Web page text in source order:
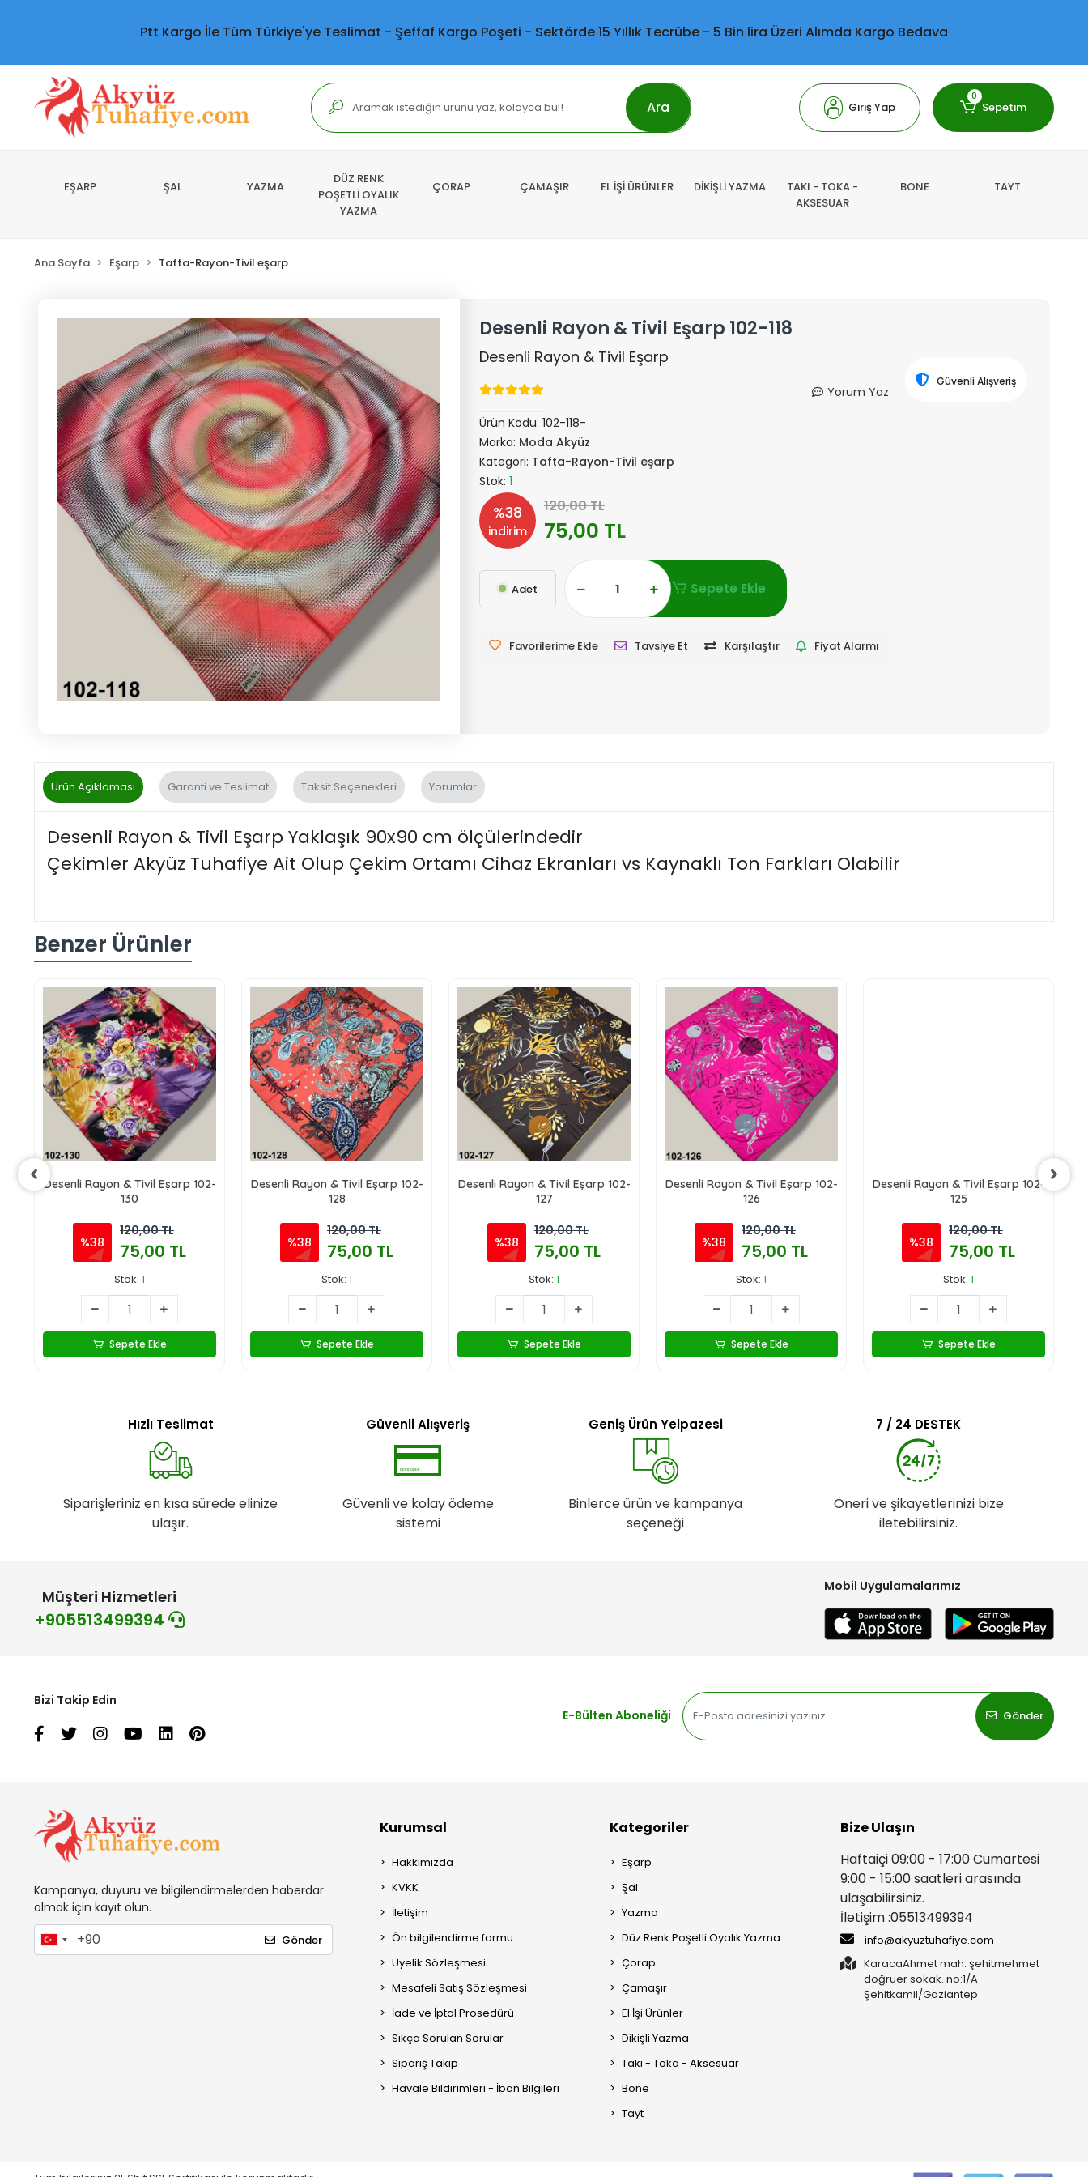
Ptt Kargo İle Tüm Türkiye'ye Teslimat - Şeffaf Kargo Poşeti - Sektörde 15 Yıllık Tecrübe - 5 Bin lira Üzeri Alımda Kargo Bedava
Ara Giriş Yap
0
Sepetim
EŞARP ŞAL YAZMA
DÜZ RENK
POŞETLİ OYALIK
YAZMA
ÇORAP ÇAMAŞIR EL İŞİ ÜRÜNLER DİKİŞLİ YAZMA
TAKI - TOKA -
AKSESUAR
BONE TAYT
Ana Sayfa Eşarp Tafta-Rayon-Tivil eşarp
Desenli Rayon & Tivil Eşarp 102-118
Desenli Rayon & Tivil Eşarp
Yorum Yaz
Ürün Kodu: 102-118-
Marka: Moda Akyüz
Kategori: Tafta-Rayon-Tivil eşarp
Stok: 1
%38
indirim
120,00 TL
75,00 TL
Adet Sepete Ekle
Favorilerime Ekle Tavsiye Et Karşılaştır Fiyat Alarmı
Güvenli Alışveriş
Ürün Açıklaması Garanti ve Teslimat Taksit Seçenekleri Yorumlar
Desenli Rayon & Tivil Eşarp Yaklaşık 90x90 cm ölçülerindedir
Çekimler Akyüz Tuhafiye Ait Olup Çekim Ortamı Cihaz Ekranları vs Kaynaklı Ton Farkları Olabilir
Benzer Ürünler
Desenli Rayon & Tivil Eşarp 102-
130
%38
120,00 TL
75,00 TL
Stok: 1
Sepete Ekle
Desenli Rayon & Tivil Eşarp 102-
128
%38
120,00 TL
75,00 TL
Stok: 1
Sepete Ekle
Desenli Rayon & Tivil Eşarp 102-
127
%38
120,00 TL
75,00 TL
Stok: 1
Sepete Ekle
Desenli Rayon & Tivil Eşarp 102-
126
%38
120,00 TL
75,00 TL
Stok: 1
Sepete Ekle
Desenli Rayon & Tivil Eşarp 102-
125
%38
120,00 TL
75,00 TL
Stok: 1
Sepete Ekle
Hızlı Teslimat
Siparişleriniz en kısa sürede elinize
ulaşır.
Güvenli Alışveriş
Güvenli ve kolay ödeme
sistemi
Geniş Ürün Yelpazesi
Binlerce ürün ve kampanya
seçeneği
7 / 24 DESTEK
Öneri ve şikayetlerinizi bize
iletebilirsiniz.
Müşteri Hizmetleri
+905513499394
Mobil Uygulamalarımız
Bizi Takip Edin
E-Bülten Aboneliği
Gönder
Kampanya, duyuru ve bilgilendirmelerden haberdar
olmak için kayıt olun.
Gönder
Kurumsal
Hakkımızda
KVKK
İletişim
Ön bilgilendirme formu
Üyelik Sözleşmesi
Mesafeli Satış Sözleşmesi
İade ve İptal Prosedürü
Sıkça Sorulan Sorular
Sipariş Takip
Havale Bildirimleri - İban Bilgileri
Kategoriler
Eşarp
Şal
Yazma
Düz Renk Poşetli Oyalık Yazma
Çorap
Çamaşır
El İşi Ürünler
Dikişli Yazma
Takı - Toka - Aksesuar
Bone
Tayt
Bize Ulaşın
Haftaiçi 09:00 - 17:00 Cumartesi
9:00 - 15:00 saatleri arasında
ulaşabilirsiniz.
İletişim :05513499394
info@akyuztuhafiye.com
KaracaAhmet mah. şehitmehmet
doğruer sokak. no:1/A
Şehitkamil/Gaziantep